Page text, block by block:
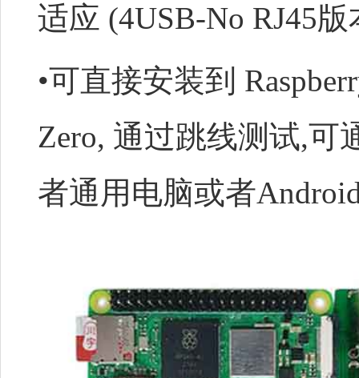
适应 (4USB-No RJ45
•可直接安装到
Zero, 通过跳线测试,可
者通用电脑或者